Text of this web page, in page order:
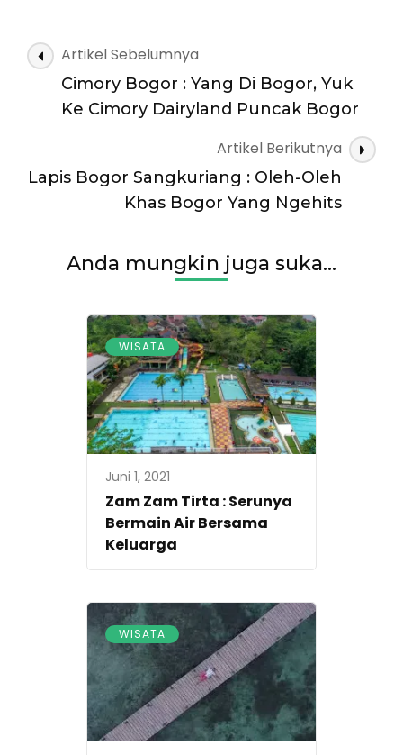
Berlibur
Sambil
Staycation
Disini
Navigasi
Artikel
Artikel Sebelumnya
Cimory Bogor : Yang Di Bogor, Yuk
Ke Cimory Dairyland Puncak Bogor
Artikel Berikutnya
Lapis Bogor Sangkuriang : Oleh-Oleh
Khas Bogor Yang Ngehits
Anda mungkin juga suka...
WISATA
Juni 1, 2021
Zam Zam Tirta : Serunya
Bermain Air Bersama
Keluarga
WISATA